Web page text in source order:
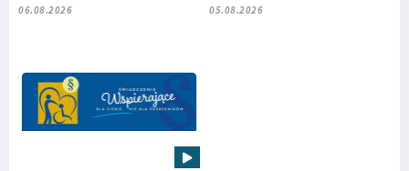
06.08.2026 05.08.2026